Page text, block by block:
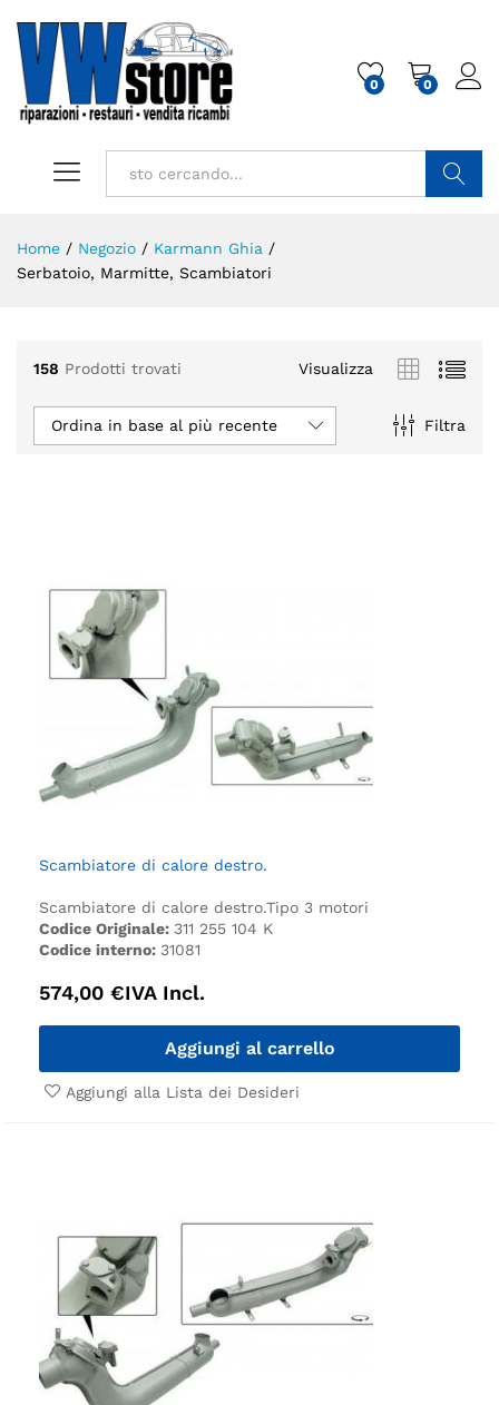
0 0
Home / Negozio / Karmann Ghia /
Serbatoio, Marmitte, Scambiatori
158 Prodotti trovati Visualizza
Filtra
Ordina in base al più recente
Scambiatore di calore destro.
Scambiatore di calore destro.Tipo 3 motori
Codice Originale: 311 255 104 K
Codice interno: 31081
574,00 €IVA Incl.
Aggiungi al carrello
Aggiungi alla Lista dei Desideri